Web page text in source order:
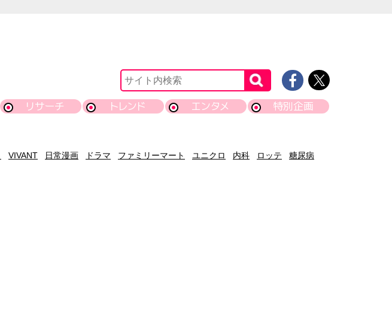
リサーチ トレンド エンタメ 特別企画
VIVANT 日常漫画 ドラマ ファミリーマート ユニクロ 内科 ロッテ
糖尿病